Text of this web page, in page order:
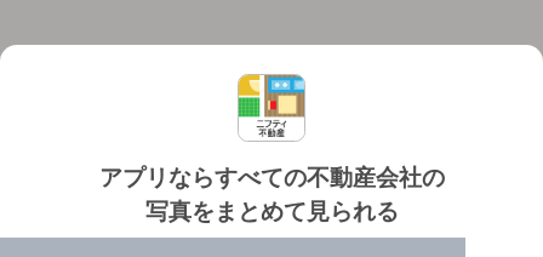
アプリならすべての不動産会社の
写真をまとめて見られる
個人情報保護ポリシー 利用規約